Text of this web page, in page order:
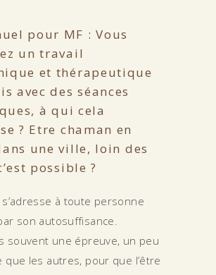
pour MF : Vous
un travail
et thérapeutique
avec des séances
à qui cela
? Etre chaman en
une ville, loin des
possible ?
s’adresse à toute personne
son autosuffisance.
souvent une épreuve, un peu
que les autres, pour que l’être